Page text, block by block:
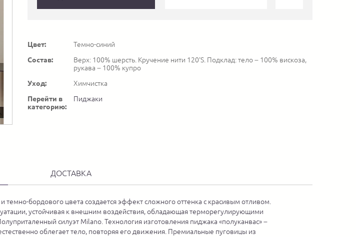
Цвет:
Темно-синий
Состав:
Верх: 100% шерсть. Кручение нити 120’S. Подклад: тело – 100% вискоза,
рукава – 100% купро
Уход:
Химчистка
Перейти в
категорию:
Пиджаки
ДОСТАВКА
бордового цвета создается эффект сложного оттенка с красивым отливом.
устойчивая к внешним воздействия, обладающая терморегулирующими
силуэт Milano. Технология изготовления пиджака «полуканвас» –
облегает тело, повторяя его движения. Премиальные пуговицы из